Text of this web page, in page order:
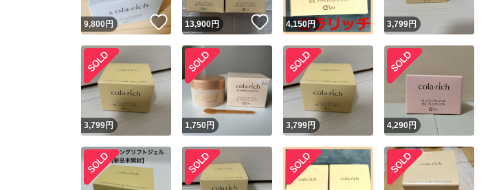
9,800円 いいね！
13,900円 いいね！
4,150円 3,799円
3,799円 1,750円 3,799円 4,290円